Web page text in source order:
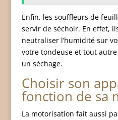
Enfin, les souffleurs de
servir de séchoir. En effet,
neutraliser l’humidité sur
votre tondeuse et tout
un séchage.
Choisir son
fonction de sa
La motorisation fait aussi